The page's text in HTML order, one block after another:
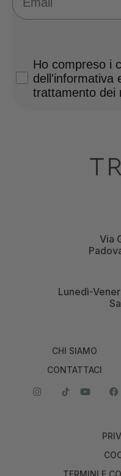
Privacy Policy
Ho compreso i
dell'informativa
trattamento dei
Via
Lunedì-
CHI SIAMO
CONTATTACI
TERMINI E